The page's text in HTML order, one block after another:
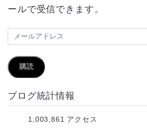
ールで受信できます。
メ
ル
ア
ド
購読
ブログ統計情報
1,003,861 アクセス